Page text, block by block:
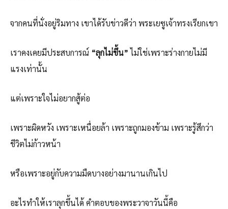
จากคนที่นั่งอยู่ริมทาง เขาได้รับข่าวดีว่า พระเยซูเจ้าทรงเรียกเขา
เราคงเคยมีประสบการณ์ “ลุกไม่ขึ้น”ไม่ใช่เพราะร่างกายไม่มี
แรงเท่านั้น
แต่เพราะใจไม่อยากสู้ต่อ
เพราะผิดหวัง เพราะเหนื่อยล้า เพราะถูกมองข้าม เพราะรู้สึกว่า
ชีวิตไม่ก้าวหน้า
หรือเพราะอยู่กับความมืดบางอย่างมานานเกินไป
อะไรทำให้เราลุกขึ้นได้ คำตอบของพระวาจาวันนี้คือ